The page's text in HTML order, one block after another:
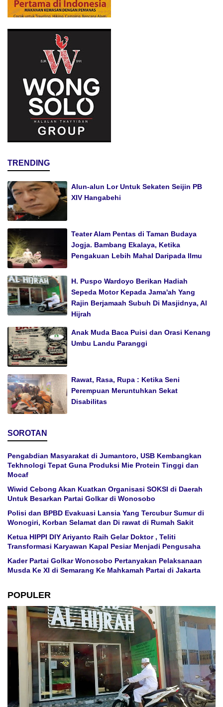
TRENDING
Alun-alun Lor Untuk Sekaten Seijin PB
XIV Hangabehi
Teater Alam Pentas di Taman Budaya
Jogja. Bambang Ekalaya, Ketika
Pengakuan Lebih Mahal Daripada Ilmu
H. Puspo Wardoyo Berikan Hadiah
Sepeda Motor Kepada Jama'ah Yang
Rajin Berjamaah Subuh Di Masjidnya, Al
Hijrah
Anak Muda Baca Puisi dan Orasi Kenang
Umbu Landu Paranggi
Rawat, Rasa, Rupa : Ketika Seni
Perempuan Meruntuhkan Sekat
Disabilitas
SOROTAN
Pengabdian Masyarakat di Jumantoro, USB Kembangkan
Tekhnologi Tepat Guna Produksi Mie Protein Tinggi dan
Mocaf
Wiwid Cebong Akan Kuatkan Organisasi SOKSI di Daerah
Untuk Besarkan Partai Golkar di Wonosobo
Polisi dan BPBD Evakuasi Lansia Yang Tercubur Sumur di
Wonogiri, Korban Selamat dan Di rawat di Rumah Sakit
Ketua HIPPI DIY Ariyanto Raih Gelar Doktor , Teliti
Transformasi Karyawan Kapal Pesiar Menjadi Pengusaha
Kader Partai Golkar Wonosobo Pertanyakan Pelaksanaan
Musda Ke XI di Semarang Ke Mahkamah Partai di Jakarta
POPULER